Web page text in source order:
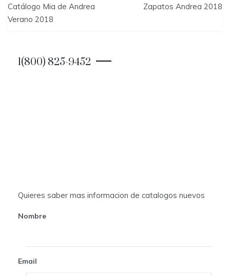
o
Catálogo Mia de Andrea
Verano 2018
Zapatos Andrea 2018
1(800) 825-9452
Quieres saber mas informacion de catalogos nuevos
Nombre
Email